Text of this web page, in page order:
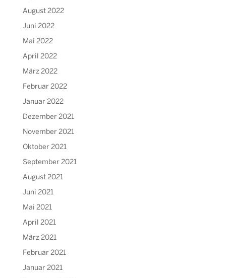
August 2022
Juni 2022
Mai 2022
April 2022
März 2022
Februar 2022
Januar 2022
Dezember 2021
November 2021
Oktober 2021
September 2021
August 2021
Juni 2021
Mai 2021
April 2021
März 2021
Februar 2021
Januar 2021